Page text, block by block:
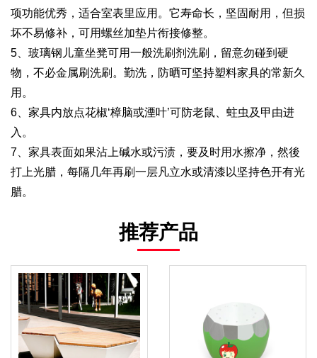
项功能优秀，适合室表里应用。它寿命长，坚固耐用，但损
坏不易修补，可用螺丝加垫片衔接修整。
5、玻璃钢儿童坐凳可用一般洗刷剂洗刷，留意勿碰到硬
物，不必金属刷洗刷。勤洗，防晒可坚持塑料家具的常新久
用。
6、家具内放点花椒‘樟脑或湮叶’可防老鼠、蛀虫及甲由进
入。
7、家具表面如果沾上碱水或污渍，要及时用水擦净，然後
打上光腊，每隔几年再刷一层凡立水或清漆以坚持色开有光
腊。
推荐产品